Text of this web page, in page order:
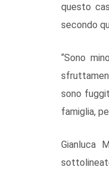
questo
secondo
“Sono
sono
famiglia,
Gianluca